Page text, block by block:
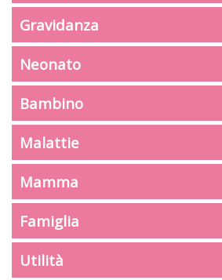
Gravidanza
Neonato
Bambino
Malattie
Mamma
Famiglia
Utilità